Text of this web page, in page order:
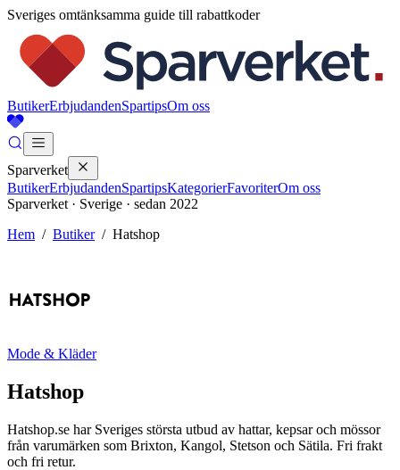
Sveriges omtänksamma guide till rabattkoder
ButikerErbjudandenSpartipsOm oss
Sparverket
ButikerErbjudandenSpartipsKategorierFavoriterOm oss
Sparverket · Sverige · sedan 2022
Hem / Butiker/ Hatshop
Mode & Kläder
Hatshop
Hatshop.se har Sveriges största utbud av hattar, kepsar och mössor
från varumärken som Brixton, Kangol, Stetson och Sätila. Fri frakt
och fri retur.